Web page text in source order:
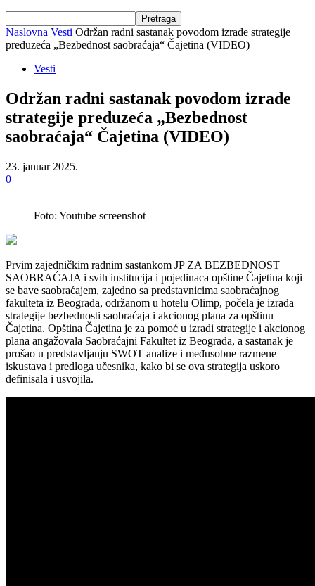
Naslovna Vesti Održan radni sastanak povodom izrade strategije
preduzeća „Bezbednost saobraćaja“ Čajetina (VIDEO)
Vesti
Održan radni sastanak povodom izrade
strategije preduzeća „Bezbednost
saobraćaja“ Čajetina (VIDEO)
23. januar 2025.
0
Foto: Youtube screenshot
Prvim zajedničkim radnim sastankom JP ZA BEZBEDNOST
SAOBRAĆAJA i svih institucija i pojedinaca opštine Čajetina koji
se bave saobraćajem, zajedno sa predstavnicima saobraćajnog
fakulteta iz Beograda, održanom u hotelu Olimp, počela je izrada
strategije bezbednosti saobraćaja i akcionog plana za opštinu
Čajetina. Opština Čajetina je za pomoć u izradi strategije i akcionog
plana angažovala Saobraćajni Fakultet iz Beograda, a sastanak je
prošao u predstavljanju SWOT analize i međusobne razmene
iskustava i predloga učesnika, kako bi se ova strategija uskoro
definisala i usvojila.